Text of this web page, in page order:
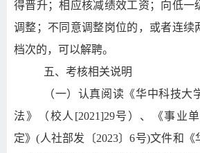
得晋升；相应核减绩效工资；向低一
调整；不同意调整岗位的，或者连续
档次的，可以解聘。
五、考核相关说明
（一）认真阅读《华中科技大
法》（校人 [2021]29号）、《事业
定》(人社部发〔2023〕6号)文件和《